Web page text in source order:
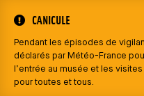
CANICULE
Pendant les épisodes de
déclarés par Météo-France
l’entrée au musée et les
pour toutes et tous.